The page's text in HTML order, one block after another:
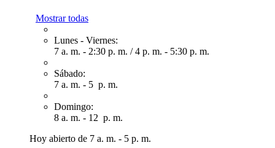
Mostrar todas
Lunes - Viernes:
7 a. m. - 2:30 p. m. /4 p. m. - 5:30 p. m.
Sábado:
7 a. m. - 5 p. m.
Domingo:
8 a. m. - 12 p. m.
Hoy abierto de 7 a. m. - 5 p. m.